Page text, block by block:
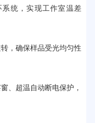
系统，实现工作室温差
，确保样品受光均匀性
、超温自动断电保护，